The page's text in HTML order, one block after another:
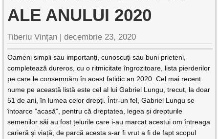
ALE ANULUI 2020
Tiberiu Vințan |decembrie 23, 2020
Oameni simpli sau importanți, cunoscuți sau buni prieteni,
completează dureros, cu o ritmicitate îngrozitoare, lista pierderilor
pe care le consemnăm în acest fatidic an 2020. Cel mai recent
nume pe această listă este cel al lui Gabriel Lungu, trecut, la doar
51 de ani, în lumea celor drepți. Într-un fel, Gabriel Lungu se
întoarce ”acasă”, pentru că dreptatea, legea și drepturile
semenilor săi au fost țelurile care i-au marcat acestui om întreaga
carieră și viață, de parcă acesta s-ar fi vrut a fi de fapt scopul